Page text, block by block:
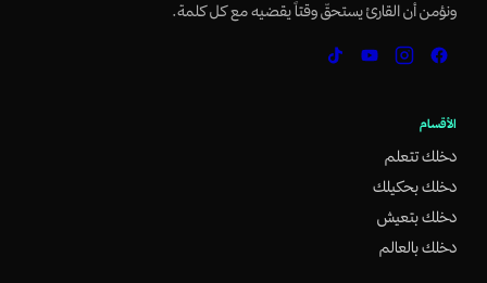
ونؤمن أن القارئ يستحقّ وقتاً يقضيه مع كل كلمة.
الأقسام
دخلك تتعلم
دخلك بحكيلك
دخلك بتعيش
دخلك بالعالم